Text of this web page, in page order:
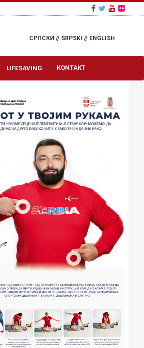
СРПСКИ // SRPSKI // ENGLISH
LIFESAVING KONTAKT